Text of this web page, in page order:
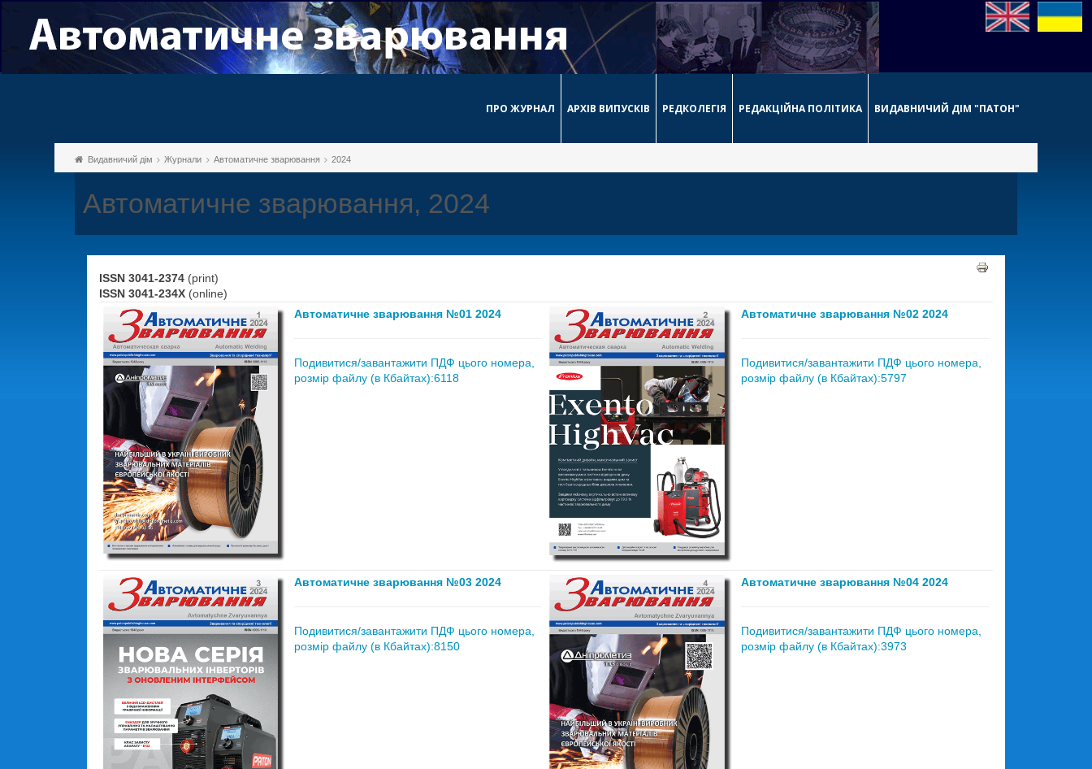
ПРО ЖУРНАЛ АРХІВ ВИПУСКІВ РЕДКОЛЕГІЯ РЕДАКЦІЙНА ПОЛІТИКА ВИДАВНИЧИЙ ДІМ "ПАТОН"
Видавничий дім Журнали Автоматичне зварювання 2024
Автоматичне зварювання, 2024
ISSN 3041-2374 (print)
ISSN 3041-234X (online)
Автоматичне зварювання №01 2024
Подивитися/завантажити ПДФ цього номера,
розмір файлу (в Кбайтах):6118
Автоматичне зварювання №02 2024
Подивитися/завантажити ПДФ цього номера,
розмір файлу (в Кбайтах):5797
Автоматичне зварювання №03 2024
Подивитися/завантажити ПДФ цього номера,
розмір файлу (в Кбайтах):8150
Автоматичне зварювання №04 2024
Подивитися/завантажити ПДФ цього номера,
розмір файлу (в Кбайтах):3973